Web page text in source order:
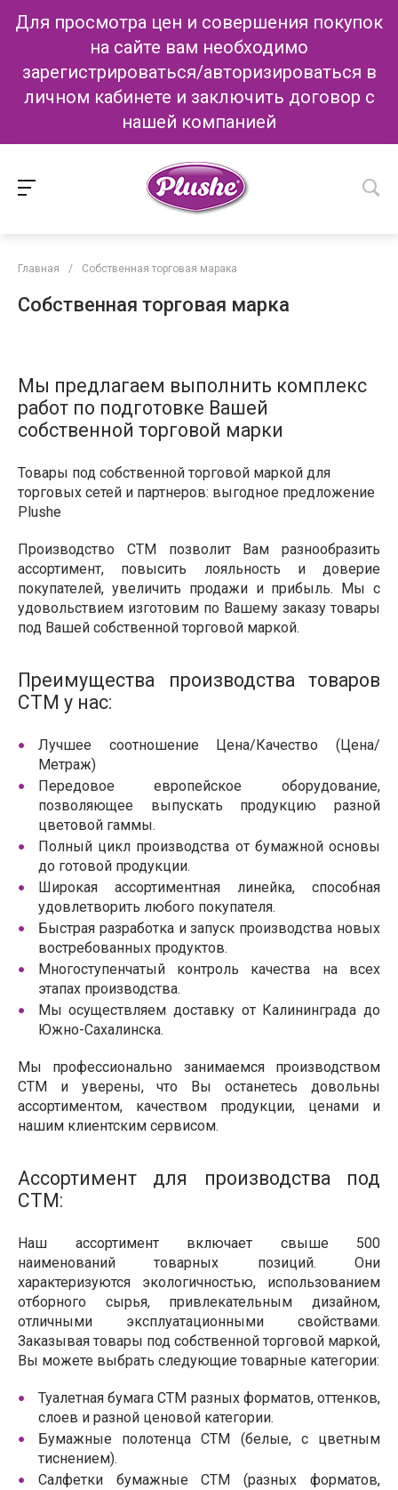
Для просмотра цен и совершения покупок
на сайте вам необходимо
зарегистрироваться/авторизироваться в
личном кабинете и заключить договор с
нашей компанией
Главная / Собственная торговая марака
Собственная торговая марка
Мы предлагаем выполнить комплекс
работ по подготовке Вашей
собственной торговой марки
Товары под собственной торговой маркой для
торговых сетей и партнеров: выгодное предложение
Plushe
Производство СТМ позволит Вам разнообразить
ассортимент, повысить лояльность и доверие
покупателей, увеличить продажи и прибыль. Мы с
удовольствием изготовим по Вашему заказу товары
под Вашей собственной торговой маркой.
Преимущества производства товаров
СТМ у нас:
Лучшее соотношение Цена/Качество (Цена/
Метраж)
Передовое европейское оборудование,
позволяющее выпускать продукцию разной
цветовой гаммы.
Полный цикл производства от бумажной основы
до готовой продукции.
Широкая ассортиментная линейка, способная
удовлетворить любого покупателя.
Быстрая разработка и запуск производства новых
востребованных продуктов.
Многоступенчатый контроль качества на всех
этапах производства.
Мы осуществляем доставку от Калининграда до
Южно-Сахалинска.
Мы профессионально занимаемся производством
СТМ и уверены, что Вы останетесь довольны
ассортиментом, качеством продукции, ценами и
нашим клиентским сервисом.
Ассортимент для производства под
СТМ:
Наш ассортимент включает свыше 500
наименований товарных позиций. Они
характеризуются экологичностью, использованием
отборного сырья, привлекательным дизайном,
отличными эксплуатационными свойствами.
Заказывая товары под собственной торговой маркой,
Вы можете выбрать следующие товарные категории:
Туалетная бумага СТМ разных форматов, оттенков,
слоев и разной ценовой категории.
Бумажные полотенца СТМ (белые, с цветным
тиснением).
Салфетки бумажные СТМ (разных форматов,